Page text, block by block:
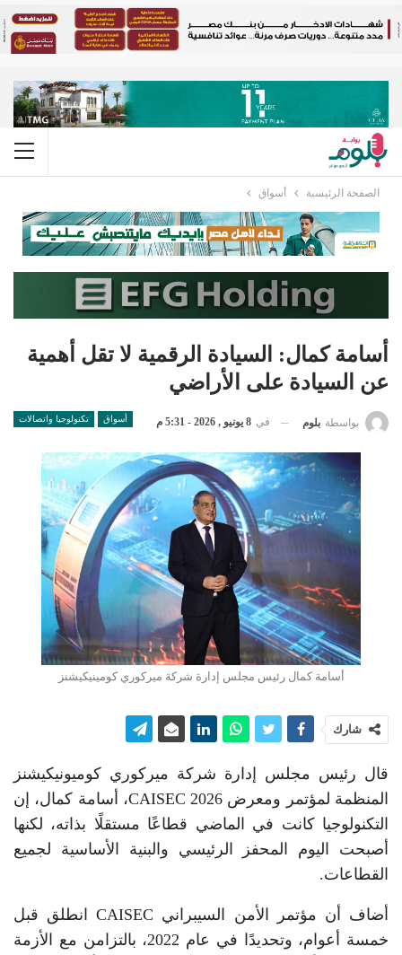
الصفحة الرئيسية أسواق
أسامة كمال: السيادة الرقمية لا تقل أهمية
عن السيادة على الأراضي
أسواق تكنولوجيا واتصالات بواسطة بلوم في 8 يونيو , 2026 - 5:31 م
أسامة كمال رئيس مجلس إدارة شركة ميركوري كومينيكيشنز
شارك
قال رئيس مجلس إدارة شركة ميركوري كوميونيكيشنز
المنظمة لمؤتمر ومعرض CAISEC 2026، أسامة كمال، إن
التكنولوجيا كانت في الماضي قطاعًا مستقلًا بذاته، لكنها
أصبحت اليوم المحفز الرئيسي والبنية الأساسية لجميع
القطاعات.
أضاف أن مؤتمر الأمن السيبراني CAISEC انطلق قبل
خمسة أعوام، وتحديدًا في عام 2022، بالتزامن مع الأزمة